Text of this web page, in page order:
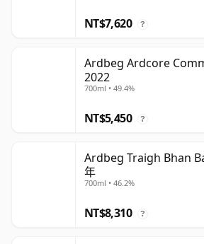
NT$7,620 ?
Ardbeg Ardcore
2022
700ml • 49.4%
NT$5,450 ?
Ardbeg Traigh Bhan
年
700ml • 46.2%
NT$8,310 ?